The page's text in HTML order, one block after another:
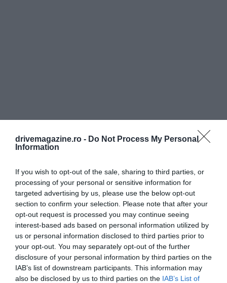
drivemagazine.ro - Do Not Process My Personal
Information
If you wish to opt-out of the sale, sharing to third parties, or
processing of your personal or sensitive information for
targeted advertising by us, please use the below opt-out
section to confirm your selection. Please note that after your
opt-out request is processed you may continue seeing
interest-based ads based on personal information utilized by
us or personal information disclosed to third parties prior to
your opt-out. You may separately opt-out of the further
disclosure of your personal information by third parties on the
IAB’s list of downstream participants. This information may
also be disclosed by us to third parties on the IAB’s List of